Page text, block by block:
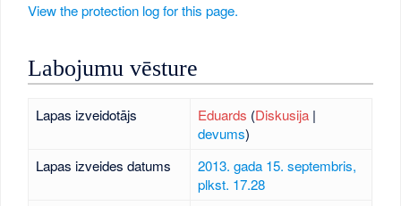
View the protection log for this page.
Labojumu vēsture
Lapas izveidotājs Eduards (Diskusija|
devums)
Lapas izveides datums
2013. gada 15. septembris,
plkst. 17.28